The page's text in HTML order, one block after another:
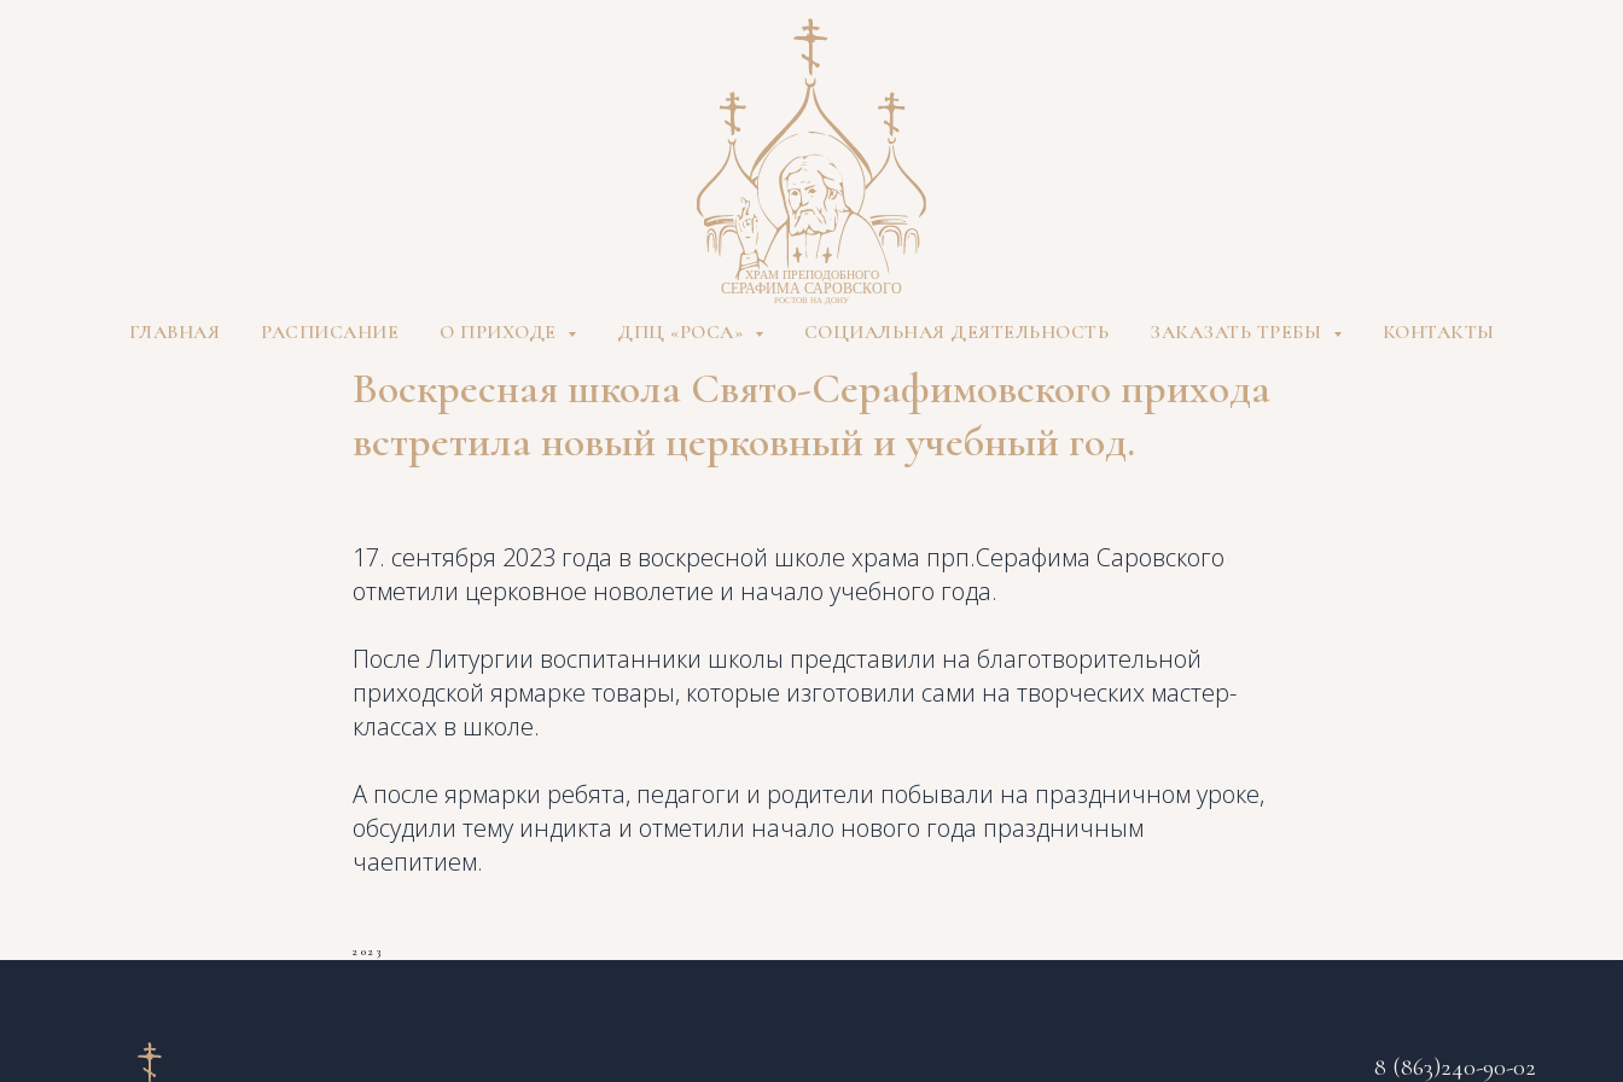
ГЛАВНАЯ РАСПИСАНИЕ О ПРИХОДЕ ДПЦ «РОСА» СОЦИАЛЬНАЯ ДЕЯТЕЛЬНОСТЬ ЗАКАЗАТЬ ТРЕБЫ КОНТАКТЫ
Воскресная школа Свято-Серафимовского прихода
встретила новый церковный и учебный год.
17. сентября 2023 года в воскресной школе храма прп.Серафима Саровского
отметили церковное новолетие и начало учебного года.
После Литургии воспитанники школы представили на благотворительной
приходской ярмарке товары, которые изготовили сами на творческих мастер-
классах в школе.
А после ярмарки ребята, педагоги и родители побывали на праздничном уроке,
обсудили тему индикта и отметили начало нового года праздничным
чаепитием.
2023
8 (863)240-90-02